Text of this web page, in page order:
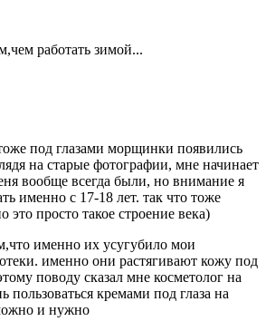
работать зимой...
под глазами морщинки появились
на старые фотографии, мне начинает
вообще всегда были, но внимание я
именно с 17-18 лет. так что тоже
это просто такое строение века)
именно их усугубило мои
именно они растягивают кожу под
поводу сказал мне косметолог на
пользоваться кремами под глаза на
и нужно